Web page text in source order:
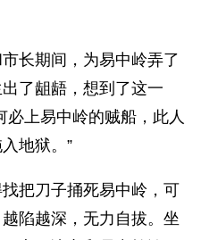
长期间，为易中岭弄了
了龃龉，想到了这一
必上易中岭的贼船，此人
地狱。”
把刀子捅死易中岭，可
陷越深，无力自拔。坐